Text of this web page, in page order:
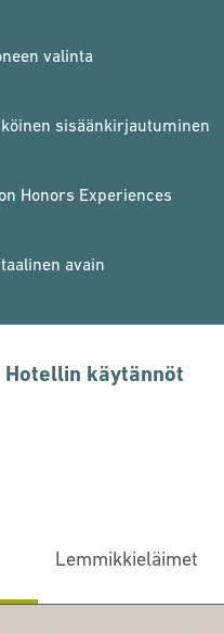
valinta
sisäänkirjautuminen
Honors Experiences
avain
Hotellin käytännöt
Lemmikkieläimet